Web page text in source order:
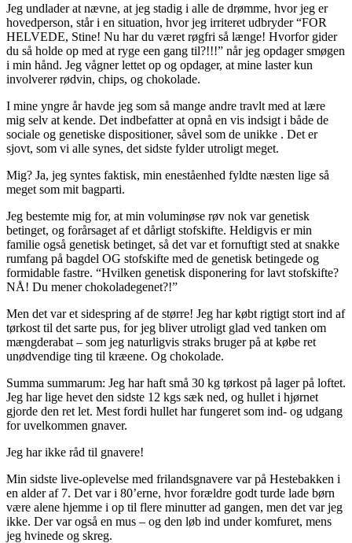
Jeg undlader at nævne, at jeg stadig i alle de drømme, hvor jeg er
hovedperson, står i en situation, hvor jeg irriteret udbryder “FOR
HELVEDE, Stine! Nu har du været røgfri så længe! Hvorfor gider
du så holde op med at ryge een gang til?!!!” når jeg opdager smøgen
i min hånd. Jeg vågner lettet op og opdager, at mine laster kun
involverer rødvin, chips, og chokolade.
I mine yngre år havde jeg som så mange andre travlt med at lære
mig selv at kende. Det indbefatter at opnå en vis indsigt i både de
sociale og genetiske dispositioner, såvel som de unikke . Det er
sjovt, som vi alle synes, det sidste fylder utroligt meget.
Mig? Ja, jeg syntes faktisk, min eneståenhed fyldte næsten lige så
meget som mit bagparti.
Jeg bestemte mig for, at min voluminøse røv nok var genetisk
betinget, og forårsaget af et dårligt stofskifte. Heldigvis er min
familie også genetisk betinget, så det var et fornuftigt sted at snakke
rumfang på bagdel OG stofskifte med de genetisk betingede og
formidable fastre. “Hvilken genetisk disponering for lavt stofskifte?
NÅ! Du mener chokoladegenet?!”
Men det var et sidespring af de større! Jeg har købt rigtigt stort ind af
tørkost til det sarte pus, for jeg bliver utroligt glad ved tanken om
mængderabat – som jeg naturligvis straks bruger på at købe ret
unødvendige ting til kræene. Og chokolade.
Summa summarum: Jeg har haft små 30 kg tørkost på lager på loftet.
Jeg har lige hevet den sidste 12 kgs sæk ned, og hullet i hjørnet
gjorde den ret let. Mest fordi hullet har fungeret som ind- og udgang
for uvelkommen gnaver.
Jeg har ikke råd til gnavere!
Min sidste live-oplevelse med frilandsgnavere var på Hestebakken i
en alder af 7. Det var i 80’erne, hvor forældre godt turde lade børn
være alene hjemme i op til flere minutter ad gangen, men det var jeg
ikke. Der var også en mus – og den løb ind under komfuret, mens
jeg hvinede og skreg.